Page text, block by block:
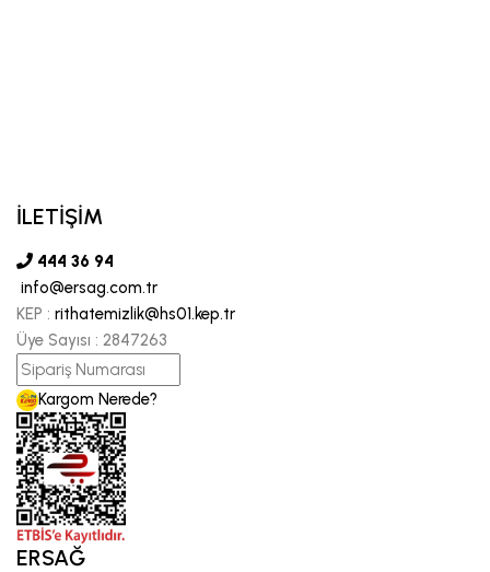
İLETİŞİM
444 36 94
info@ersag.com.tr
KEP : rithatemizlik@hs01.kep.tr
Üye Sayısı : 2847263
Kargom Nerede?
ERSAĞ